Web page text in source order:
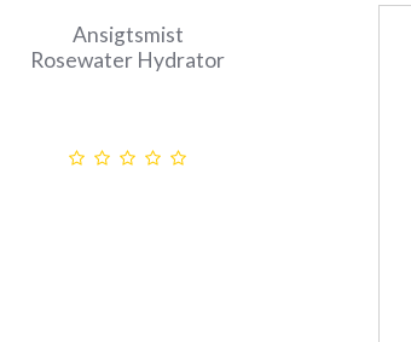
Ansigtsmist
Rosewater Hydrator